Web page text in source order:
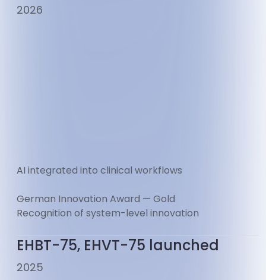
2026
AI integrated into clinical workflows
German Innovation Award — Gold
Recognition of system-level innovation
EHBT-75, EHVT-75 launched
2025